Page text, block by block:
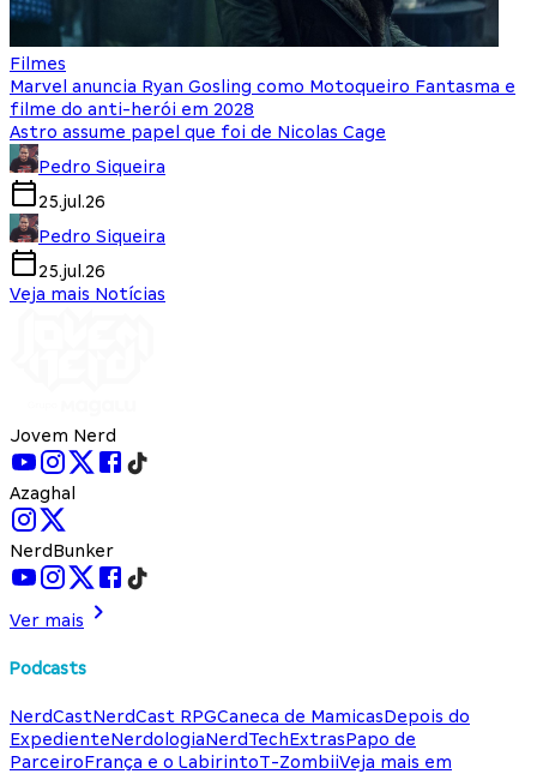
Filmes
Marvel anuncia Ryan Gosling como Motoqueiro Fantasma e
filme do anti-herói em 2028
Astro assume papel que foi de Nicolas Cage
Pedro Siqueira
25.jul.26
Pedro Siqueira
25.jul.26
Veja mais Notícias
Jovem Nerd
Azaghal
NerdBunker
Ver mais
Podcasts
NerdCastNerdCast RPGCaneca de MamicasDepois do
ExpedienteNerdologiaNerdTechExtrasPapo de
ParceiroFrança e o LabirintoT-ZombiiVeja mais em